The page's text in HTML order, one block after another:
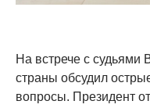
На встрече с судьями
страны обсудил
вопросы. Президент